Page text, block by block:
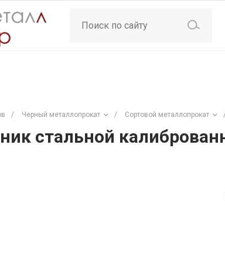
/ Черный металлопрокат / Сортовой металлопрокат
стальной